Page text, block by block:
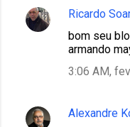
Ricardo
bom seu
armando
3:06 AM,
Alexandre